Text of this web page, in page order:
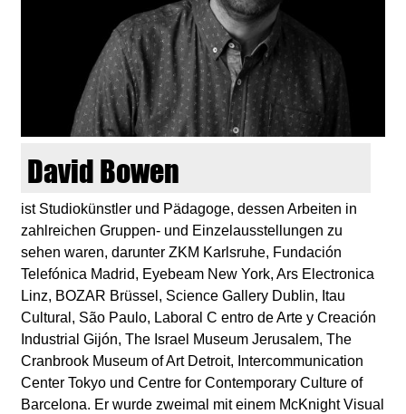
k
u
n
s
David Bowen
ist Studiokünstler und Pädagoge, dessen Arbeiten in
zahlreichen Gruppen- und Einzelausstellungen zu
sehen waren, darunter ZKM Karlsruhe, Fundación
Telefónica Madrid, Eyebeam New York, Ars Electronica
Linz, BOZAR Brüssel, Science Gallery Dublin, Itau
Cultural, São Paulo, Laboral C entro de Arte y Creación
Industrial Gijón, The Israel Museum Jerusalem, The
Cranbrook Museum of Art Detroit, Intercommunication
Center Tokyo und Centre for Contemporary Culture of
Barcelona. Er wurde zweimal mit einem McKnight Visual